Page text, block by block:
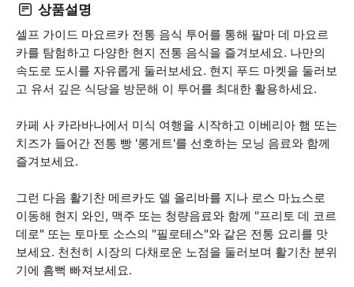
상품설명
셀프 가이드 마요르카 전통 음식 투어를 통해 팔마 데 마요르
카를 탐험하고 다양한 현지 전통 음식을 즐겨보세요. 나만의
속도로 도시를 자유롭게 둘러보세요. 현지 푸드 마켓을 둘러보
고 유서 깊은 식당을 방문해 이 투어를 최대한 활용하세요.
카페 사 카라바나에서 미식 여행을 시작하고 이베리아 햄 또는
치즈가 들어간 전통 빵 '롱게트'를 선호하는 모닝 음료와 함께
즐겨보세요.
그런 다음 활기찬 메르카도 델 올리바를 지나 로스 마뇨스로
이동해 현지 와인, 맥주 또는 청량음료와 함께 "프리토 데 코르
데로" 또는 토마토 소스의 "필로테스"와 같은 전통 요리를 맛
보세요. 천천히 시장의 다채로운 노점을 둘러보며 활기찬 분위
기에 흠뻑 빠져보세요.